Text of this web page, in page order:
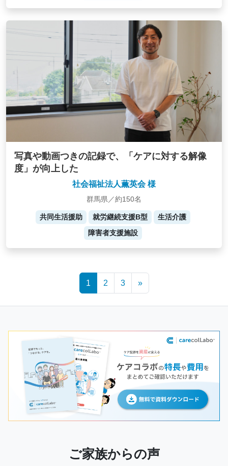
写真や動画つきの記録で、「ケアに対する解像
度」が向上した
社会福祉法人薫英会 様
群馬県／約150名
共同生活援助 就労継続支援B型
生活介護
障害者支援施設
1 2 3 »
ご家族からの声